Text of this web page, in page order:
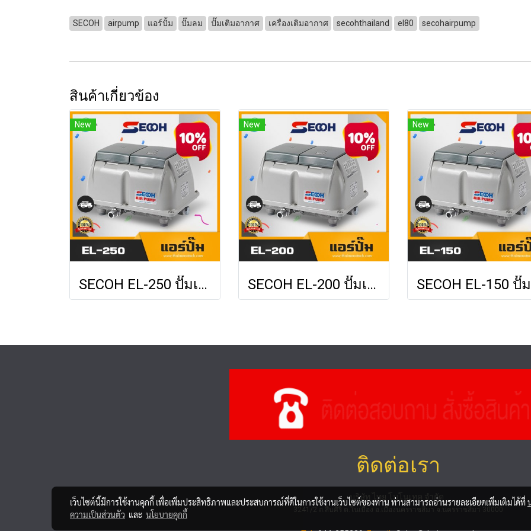
SECOH airpump แอร์ปั้ม ปั๊มลม ปั๊มเติมอากาศ เครื่องเติมอากาศ secohthailand el80 secohairpump
สินค้าเกี่ยวข้อง
New
SECOH EL-250 ปั๊มเติมอากาศ ปั้มลม แอร์ปั้ม Air Pump เครื่องเติมอากาศสำหรับระบบบำบัดน้ำเสีย
New
SECOH EL-200 ปั๊มเติมอากาศ ปั้มลม แอร์ปั้ม Air Pump เครื่องเติมอากาศสำหรับระบบบำบัดน้ำเสีย
New
ติดต่อเรา
บริษัท ไทย โมโนเทค จำกัด
เว็บไซต์นี้มีการใช้งานคุกกี้ เพื่อเพิ่มประสิทธิภาพและประสบการณ์ที่ดีในการใช้งานเว็บไซต์ของท่าน ท่านสามารถอ่านรายละเอียดเพิ่มเติมได้ที่
ความเป็นส่วนตัว และ นโยบายคุกกี้